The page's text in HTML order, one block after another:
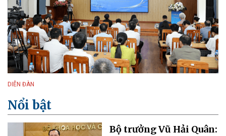
DIỄN ĐÀN
Nổi bật
Bộ trưởng Vũ Hải Quân: